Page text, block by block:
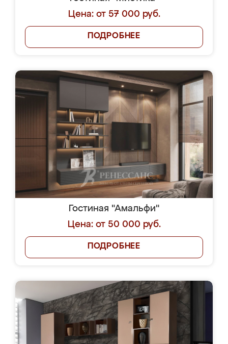
Цена: от 57 000 руб.
ПОДРОБНЕЕ
Гостиная "Амальфи"
Цена: от 50 000 руб.
ПОДРОБНЕЕ